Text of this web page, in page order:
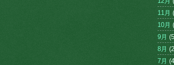
11月
10月
9月
8月
7月